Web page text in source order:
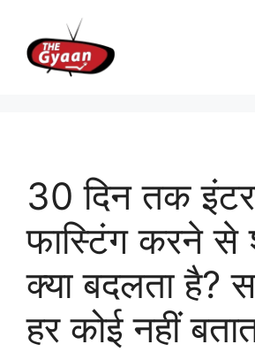
content
30 दिन तक
फास्टिंग करने से
क्या बदलता है?
हर कोई नहीं